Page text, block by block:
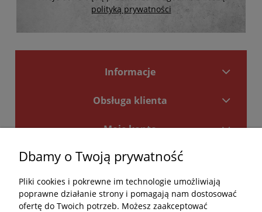
polityką prywatności
Informacje
Obsługa klienta
Moje konto
Płatności i dostawa
Kontakt
Dbamy o Twoją prywatność
Pliki cookies i pokrewne im technologie umożliwiają
poprawne działanie strony i pomagają nam dostosować
ofertę do Twoich potrzeb. Możesz zaakceptować